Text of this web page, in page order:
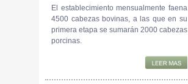
El establecimiento mensualmente faena
4500 cabezas bovinas, a las que en su
primera etapa se sumarán 2000 cabezas
porcinas.